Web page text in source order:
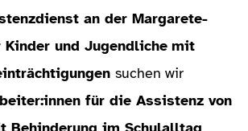
an der Margarete-
und Jugendliche mit
suchen wir
für die Assistenz von